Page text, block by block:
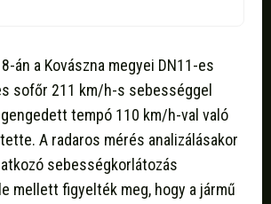
án a Kovászna megyei DN11-es
sofőr 211 km/h-s sebességgel
tempó 110 km/h-val való
A radaros mérés analizálásakor
sebességkorlátozás
mellett figyelték meg, hogy a jármű